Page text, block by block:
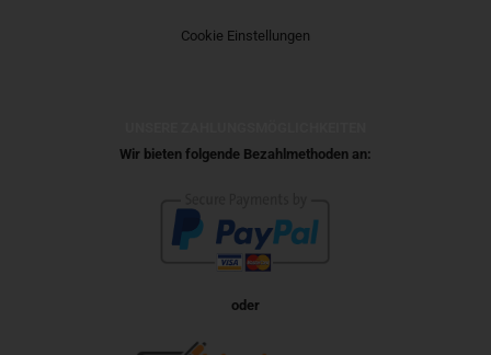
Cookie Einstellungen
Wir bieten folgende Bezahlmethoden an:
oder